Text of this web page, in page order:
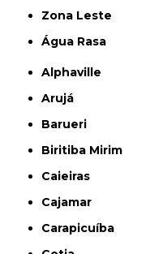
Zona Leste
Água Rasa
Alphaville
Arujá
Barueri
Biritiba Mirim
Caieiras
Cajamar
Carapicuíba